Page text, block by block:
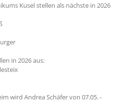
Kusel stellen als nächste in 2026
in 2026 aus:
wird Andrea Schäfer von 07.05. -